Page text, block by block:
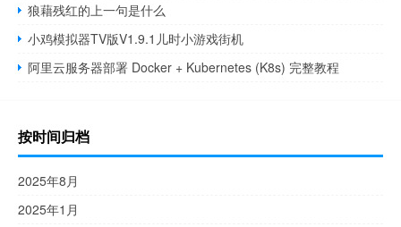
狼藉残红的上一句是什么
小鸡模拟器TV版V1.9.1儿时小游戏街机
阿里云服务器部署 Docker + Kubernetes (K8s) 完整教程
按时间归档
2025年8月
2025年1月